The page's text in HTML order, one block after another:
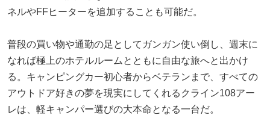
ネルやFFヒーターを追加することも可能だ。
普段の買い物や通勤の足としてガンガン使い倒し、週末に
なれば極上のホテルルームとともに自由な旅へと出かけ
る。キャンピングカー初心者からベテランまで、すべての
アウトドア好きの夢を現実にしてくれるクライン108アー
レは、軽キャンパー選びの大本命となる一台だ。